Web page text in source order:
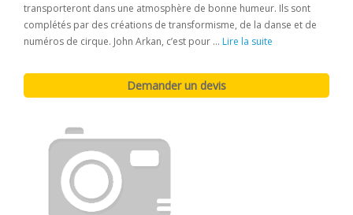
transporteront dans une atmosphère de bonne humeur. Ils sont
complétés par des créations de transformisme, de la danse et de
numéros de cirque. John Arkan, c’est pour ... Lire la suite